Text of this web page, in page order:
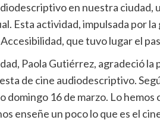
en nuestra ciudad,
Esta actividad, impulsada por
que tuvo lugar el
Paola Gutiérrez, agradeció
de cine audiodescriptivo.
domingo 16 de marzo. Lo
enseñe un poco lo que es el